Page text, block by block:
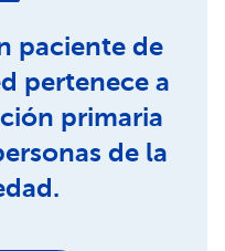
paciente de
pertenece a
primaria
de la